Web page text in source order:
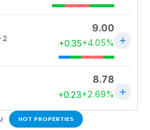
HOT PROPERTIES